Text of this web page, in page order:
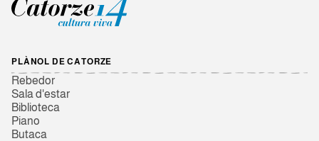
PLÀNOL DE CATORZE
Rebedor
Sala d'estar
Biblioteca
Piano
Butaca